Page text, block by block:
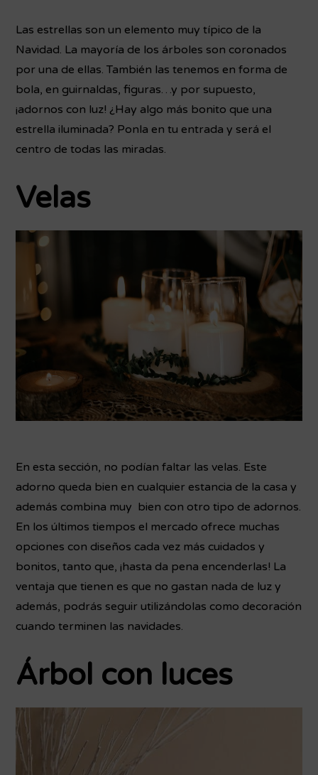
Las estrellas son un elemento muy típico de la
Navidad. La mayoría de los árboles son coronados
por una de ellas. También las tenemos en forma de
bola, en guirnaldas, figuras…y por supuesto,
¡adornos con luz! ¿Hay algo más bonito que una
estrella iluminada? Ponla en tu entrada y será el
centro de todas las miradas.
Velas
En esta sección, no podían faltar las velas. Este
adorno queda bien en cualquier estancia de la casa y
además combina muy bien con otro tipo de adornos.
En los últimos tiempos el mercado ofrece muchas
opciones con diseños cada vez más cuidados y
bonitos, tanto que, ¡hasta da pena encenderlas! La
ventaja que tienen es que no gastan nada de luz y
además, podrás seguir utilizándolas como decoración
cuando terminen las navidades.
Árbol con luces